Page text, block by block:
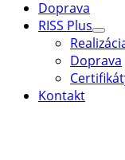
Doprava
RISS Plus
Menu
Doprava
Kontakt